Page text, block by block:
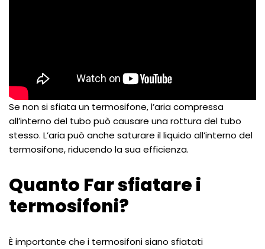
Se non si sfiata un termosifone, l’aria compressa
all’interno del tubo può causare una rottura del tubo
stesso. L’aria può anche saturare il liquido all’interno del
termosifone, riducendo la sua efficienza.
Quanto Far sfiatare i
termosifoni?
È importante che i termosifoni siano sfiatati